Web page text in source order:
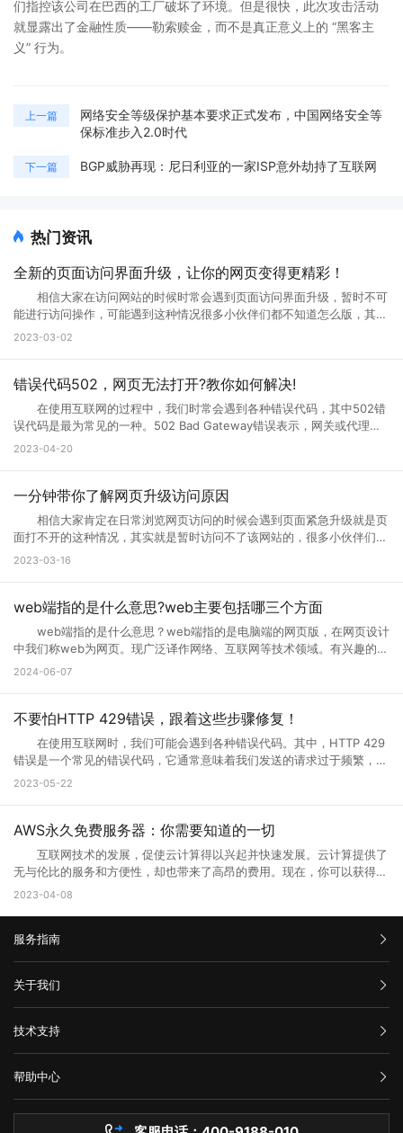
们指控该公司在巴西的工厂破坏了环境。但是很快，此次攻击活动
就显露出了金融性质——勒索赎金，而不是真正意义上的 “黑客主
义” 行为。
上一篇
网络安全等级保护基本要求正式发布，中国网络安全等
保标准步入2.0时代
下一篇 BGP威胁再现：尼日利亚的一家ISP意外劫持了互联网
热门资讯
全新的页面访问界面升级，让你的网页变得更精彩！
相信大家在访问网站的时候时常会遇到页面访问界面升级，暂时不可
能进行访问操作，可能遇到这种情况很多小伙伴们都不知道怎么版，其实
互联网网页在正常使用过程中是不会出现这种问题的。那么如果遇到页面
问页面，就是用户们正在访问的网页正在进行升级，暂时不可能进行访问
者们会通过升级访问提升网页的流畅度，让大家后续访问过程中更加顺
畅。这样上网就不会太卡了。 页面访问界面升级通知怎么设置出现页
面访问升级通知中，可以首先打开这个永久访问页面，然后点击升级按
钮，点击升级以后，网络就会自动的升级的，如果手机不会自动升级的
次，通过以上方式就可以打开需要访问的页面。 页面访问升级出
错? 有几个情况会导致这个现象出现： 1.你的网速过慢，网页代
码没有完全下载就运行了，导致不完整，当然就错误了。请刷新。 2.
器。 4.你的IE浏览器缓存出错，请右键点击桌面IE浏览器，选择属
性，在常规页面里，点击删除文件这个按钮，选择全部删除，并且点击删
分代码没有完全下载就提示浏览器完毕，导致错误。 你可以多刷新，或
者换一个网速比较好的时候访问(前提是这个网站是个大网站，不会出现
问题2) 6.qq空间目前在升级5.0版本，会出现一点小问题..请不用担
网站问题，也有可能只是网站正在升级，升级也是为了更好的保证用户访
问以及使用体验。当然也是为了安全性能，服务器软件功能会随着版本的
更新而提升。当现有的网站功能不能满足访问需求的时候也会及时升级提
2023-03-02
错误代码502，网页无法打开?教你如何解决!
在使用互联网的过程中，我们时常会遇到各种错误代码，其中502错
误代码是最为常见的一种。502 Bad Gateway错误表示，网关或代理服
务无法将请求发送到上游服务器。那么，错误代码502是什么意思?错误
到的响应无效或不完整。通常，这种情况发生在文件太大或处理速度太慢
被发送到它的代理服务器。如果代理服务器在尝试访问网站时无法从上游
服务器获取完整的响应，则会生成502错误代码。 502错误代码通常
是由代理服务器、网关或负载均衡器等设备导致的，而不是由您的计算机
或网络连接引起的。这意味着您只能为自己的网络连接做些有限的调整，
游服务器返回的响应无效或不完整 当请求通过代理服务器到达上游服
务器时，服务器有时会出现响应故障。这可能是因为服务器正在忙于处理
请求，或者因为出现其他问题造成了响应不完整。如果代理服务器无法从
未正确配置，则会导致出现502错误。如果代理服务器或网关未得到正确
配置，将无法正常地从上游服务器获取响应。 3、网络连接问题
果您的互联网连接出现问题或受到网络中断的干扰，则可能导致您的请求
无法成功连接到代理服务器或网关，这会导致错误代码502的出现。
三、如何解决错误代码502 1、刷新页面 首先尝试刷新网页。因
您的网络连接是否正常。您可以尝试与其他网站进行通信，以确定问题是
否出现在本地网络连接中。如果您的其他网站可以工作，但一个特定的网
站不起作用，那么很可能是这个网站出现了502错误。 3、清除浏览
使用其他网络连接 尝试切换到其他网络连接，例如在使用Wi-Fi时尝
试使用移动数据。通过使用其他网络连接，您可以确定是否存在网络连接
需要联系网站管理员寻求帮助。他们可以告诉您更多关于错误代码502的
信息，并提供解决方法。 在互联网时代，我们经常会遇到502错误代
码。这意味着请求未能正确连接到上游服务器，通常是由代理服务器、网
关或网络连接问题引起的。为了解决这个问题，我们可以尝试刷新网页、
检查网络连接、清除浏览器缓存、暂时使用其他网络连接或联系网站管理
员。希望本文能帮助您了解并解决错误代码502问题。
2023-04-20
一分钟带你了解网页升级访问原因
相信大家肯定在日常浏览网页访问的时候会遇到页面紧急升级就是页
面打不开的这种情况，其实就是暂时访问不了该网站的，很多小伙伴们搞
不清楚网页升级访问是什么意思，也不知道网页升级访问原因?其实这种
小编一起来详细了解下吧! 网页升级访问是什么意思? 所谓的网页
问等操作，一般来说互联网的网页使用过程中会出现各种问题的，网页建
设者们会通过升级访问提升网页的流畅度，让大家后续访问过程中更加顺
畅。 网页升级访问升级原因 1、 每个网站的站长都是希望把自己
的网站做大做强的，当网站的流量高了以后网站的后台服务器可能无法接
问网站。 2、 网站营运一段时间后，由于网络技术的发展以及网络服
务器环境的改变，原网页可能出现兼容性、功能与用户体验上的缺陷，为
了更长远的发展就需要升级访问页面了。 3、 现在的网络发展很快，
对于网站优化：网站进行META标记优化,W3C标准优化,搜索引擎优化等
合理优化操作，使网站在页面的布局、结构与内容方面都对用户与搜索引
站的安全与维护：页面安全方面的升级能有效的防止黑客入侵，造成网站
破坏，数据损坏，商业机密泄露，客户资料丢失等损失;页面升级对于内
容更新调整，网页X信息清理，网络速度提升等网站维护操作;定期检查企
数据被误删或遭病毒感染、黑客破坏后，通过技术手段尽力抢救，争取恢
复。 以上就是关于页面升级访问的原因以及解决方法全部内容，其实
很多网站都是需要升级优化的，为了的就是可以满足各种用户的需求，也
务器无法接纳新用户访问的时候，更需要及时进行页面访问升级，希望本
2023-03-16
web端指的是什么意思?web主要包括哪三个方面
web端指的是什么意思？web端指的是电脑端的网页版，在网页设计
中我们称web为网页。现广泛译作网络、互联网等技术领域。有兴趣的小
伙伴赶紧跟着小编一起学习下。 web端指的是什么意思？ “Web
各种类型的应用程序或服务，包括网页应用、在线商店、社交媒体平台、
Google Chrome、Mozilla Firefox、Microsoft Edge等）在用户的计算
机或移动设备上运行。Web端的优势之一是它的跨平台性，因为用户只需
要一个支持Web浏览器的设备即可访问和使用。 这意味着无论是在桌
面电脑、笔记本电脑、平板电脑还是智能手机上，只需打开浏览器并输入
本地应用程序，Web端的应用程序不需要在用户设备上安装，而是通过互
联网直接提供服务。这使得Web端应用程序的更新和维护更加方便，用户
可以享受到实时的功能更新和改进。 web主要包括哪三个方面？
构：指的是网页的骨架，即HTML代码，它定义了网页的基本结构和内
即CSS（级联样式表）的使用。CSS用于控制网页的布局、颜色、字体等
视觉效果，使网页看起来更加美观和吸引人。 行为：指的是网页与用
户交互的方式，即JavaScript的使用。JavaScript是一种脚本语言，它允
许网页对用户的操作做出响应，如点击按钮、滚动页面等，从而提供更加
丰富的交互体验。 这三个方面相互依赖，共同决定了Web的外观、功
能和用户体验。 web端指的是什么意思？看完文章就能清楚知道了，
2024-06-07
不要怕HTTP 429错误，跟着这些步骤修复！
在使用互联网时，我们可能会遇到各种错误代码。其中，HTTP 429
错误是一个常见的错误代码，它通常意味着我们发送的请求过于频繁，服
务器无法响应。那么你知道什么是HTTP 429错误?HTTP 429错误如何修
户端发送的请求次数过于频繁。这种错误通常发生在需要进行频繁请求的
返回一个状态码，用于表示请求的结果。HTTP 429错误对应的状态码是
429。当客户端发送的请求超过服务器限制时，服务器就会返回这个状态
码。 二、为什么会出现HTTP 429错误? HTTP 429错误通常是由
以下原因造成的： 1. 请求过于频繁：当客户端发送的请求过于频繁
时，服务器无法处理这么多请求，就会返回HTTP 429错误。 2. 服务
器限制：有些服务器为了防止恶意攻击，会设置一些限制，例如每秒钟只
允许发送一定数量的请求。如果客户端发送的请求超过了这个限制，服务
器就会返回HTTP 429错误。 3. 网络不稳定：如果网络不稳定，客户
取以下一些方法来修复： 1. 增加请求间隔时间：当客户端发送的请求
过于频繁时，可以增加请求间隔时间，减少请求的数量。 2. 减少请
量，以满足服务器的限制要求。 3. 检查API调用的频率：如果HTTP
429错误发生在API调用中，我们可以检查API调用的频率，是否超出了
API提供商的限制。 4. 检查网络连接：如果HTTP 429错误是由网络
2023-05-22
AWS永久免费服务器：你需要知道的一切
互联网技术的发展，促使云计算得以兴起并快速发展。云计算提供了
无与伦比的服务和方便性，却也带来了高昂的费用。现在，你可以获得一
些AWS永久免费服务器，使你能够在开发和测试新的应用程序时节省不少
Web Services)是亚马逊提供的一种基于云平台的服务。AWS永久免费计
计算服务。免费计划提供750个小时的EC2实例。 2. Amazon S3：
在AWS上创建和管理存储桶，对于不超过5GB的数据存储和处理是免费
的。 3. AWS Lambda：以事件驱动的方式在云中运行代码，免费计
计划提供每月25个WCU和25个RCU。 5. Amazon Glacier：用于非
免费的。 6. Amazon CloudFront：AWS的全球内容分发网络
(CDN)，免费计划为每个月50GB的数据传输提供免费流量。 7.
2023-04-08
服务指南
汇款信息
购买流程
服务条款
关于我们
公司介绍
举报中心
隐私声明
技术支持
网站备案
技术文档
帮助中心
服务器问题